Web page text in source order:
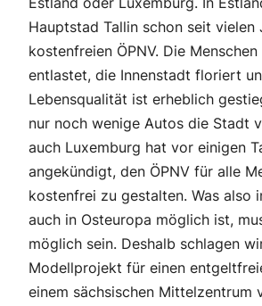
Hauptstad Tallin schon seit vielen
kostenfreien ÖPNV. Die
entlastet, die Innenstadt floriert
Lebensqualität ist erheblich
nur noch wenige Autos die Stadt
auch Luxemburg hat vor einigen
angekündigt, den ÖPNV für alle
kostenfrei zu gestalten. Was also
auch in Osteuropa möglich ist,
möglich sein. Deshalb schlagen
Modellprojekt für einen
einem sächsischen Mittelzentrum